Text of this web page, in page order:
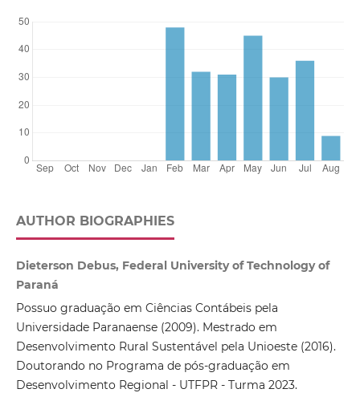
AUTHOR BIOGRAPHIES
Dieterson Debus, Federal University of Technology of
Paraná
Possuo graduação em Ciências Contábeis pela
Universidade Paranaense (2009). Mestrado em
Desenvolvimento Rural Sustentável pela Unioeste (2016).
Doutorando no Programa de pós-graduação em
Desenvolvimento Regional - UTFPR - Turma 2023.